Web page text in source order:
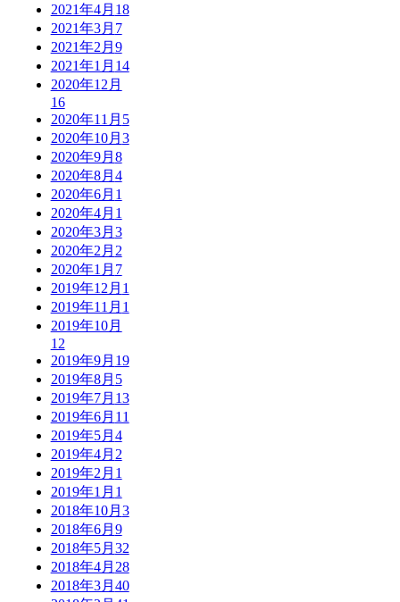
2021年4月 18
2021年3月 7
2021年2月 9
2021年1月 14
2020年12月
16
2020年11月 5
2020年10月 3
2020年9月 8
2020年8月 4
2020年6月 1
2020年4月 1
2020年3月 3
2020年2月 2
2020年1月 7
2019年12月 1
2019年11月 1
2019年10月
12
2019年9月 19
2019年8月 5
2019年7月 13
2019年6月 11
2019年5月 4
2019年4月 2
2019年2月 1
2019年1月 1
2018年10月 3
2018年6月 9
2018年5月 32
2018年4月 28
2018年3月 40